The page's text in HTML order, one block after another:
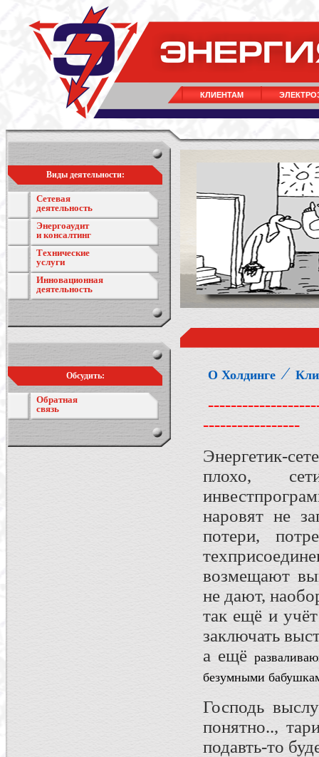
КЛИЕНТАМ
Виды деятельности:
Сетевая
деятельность
Энергоаудит
и консалтинг
Технические
услуги
Инновационная
деятельность
Обсудить:
Обратная
связь
О Холдинге ⁄
-----------------
Энергетик-
плохо,
наровят не
потери,
возмещают
не дают,
так ещё и
заключать
а ещё
безумными
Господь
понятно..,
подавть-то